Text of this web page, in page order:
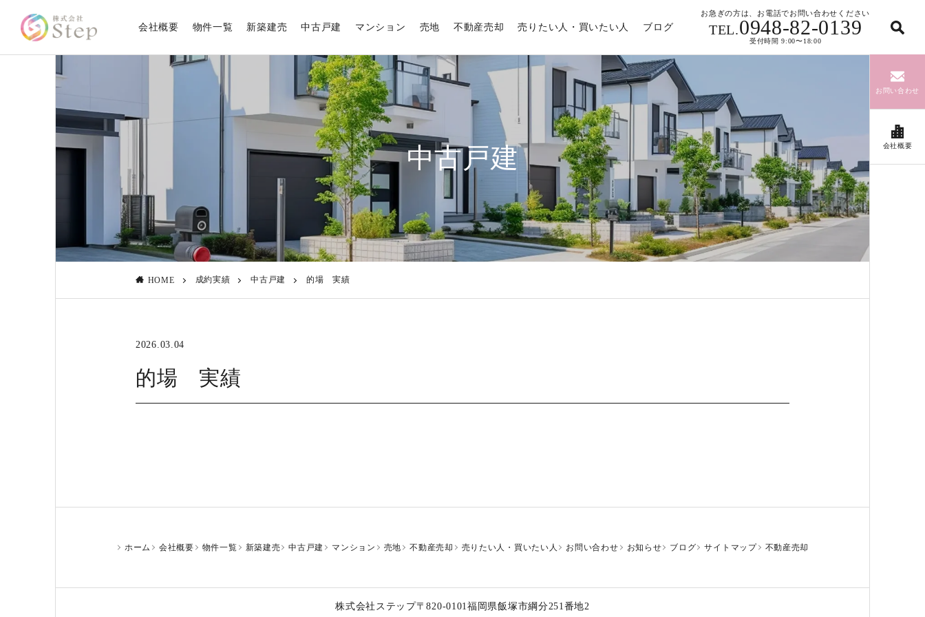
会社概要 物件一覧 新築建売 中古戸建 マンション 売地 不動産売却 売りたい人・買いたい人 ブログ
お急ぎの方は、お電話でお問い合わせください
TEL.0948-82-0139
受付時間 9:00〜18:00
お問い合わせ
会社概要
中古戸建
HOME 成約実績 中古戸建 的場 実績
2026.03.04
的場 実績
ホーム 会社概要 物件一覧 新築建売 中古戸建 マンション 売地 不動産売却 売りたい人・買いたい人 お問い合わせ お知らせ ブログ サイトマップ 不動産売却
株式会社ステップ〒820-0101福岡県飯塚市綱分251番地2